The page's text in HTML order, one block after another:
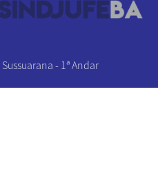
- 1ª Andar